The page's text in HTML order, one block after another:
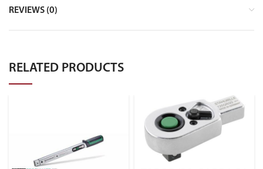
REVIEWS (0)
RELATED PRODUCTS